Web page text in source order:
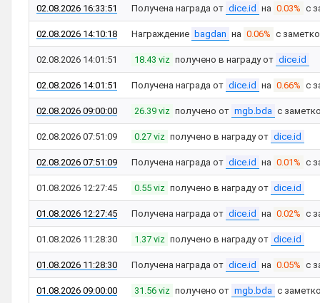
02.08.2026 16:33:51 Получена награда от dice.id на 0.03% с
02.08.2026 14:10:18 Награждение bagdan на 0.06% с
02.08.2026 14:01:51 18.43 viz получено в награду от dice.id
02.08.2026 14:01:51 Получена награда от dice.id на 0.66% с
02.08.2026 09:00:00 26.39 viz получено от mgb.bda с
02.08.2026 07:51:09 0.27 viz получено в награду от dice.id
02.08.2026 07:51:09 Получена награда от dice.id на 0.01% с
01.08.2026 12:27:45 0.55 viz получено в награду от dice.id
01.08.2026 12:27:45 Получена награда от dice.id на 0.02% с
01.08.2026 11:28:30 1.37 viz получено в награду от dice.id
01.08.2026 11:28:30 Получена награда от dice.id на 0.05% с
01.08.2026 09:00:00 31.56 viz получено от mgb.bda с